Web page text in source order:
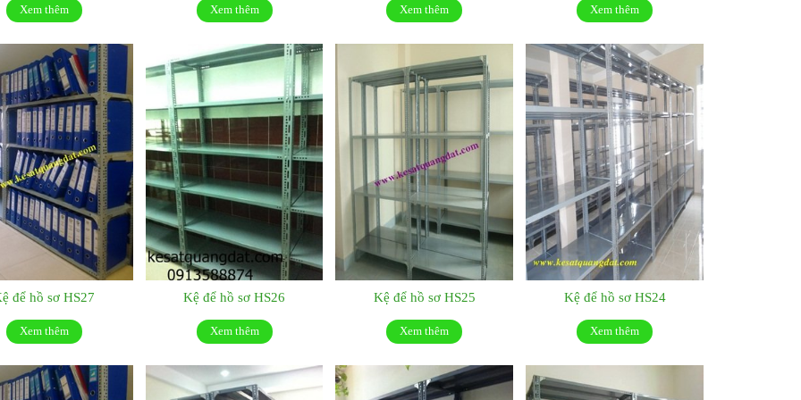
Xem thêm Xem thêm Xem thêm Xem thêm
để hồ sơ HS27
Xem thêm
Kệ để hồ sơ HS26
Xem thêm
Kệ để hồ sơ HS25
Xem thêm
Kệ để hồ sơ HS24
Xem thêm